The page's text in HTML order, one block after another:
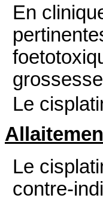
En
Le
Le
contre-